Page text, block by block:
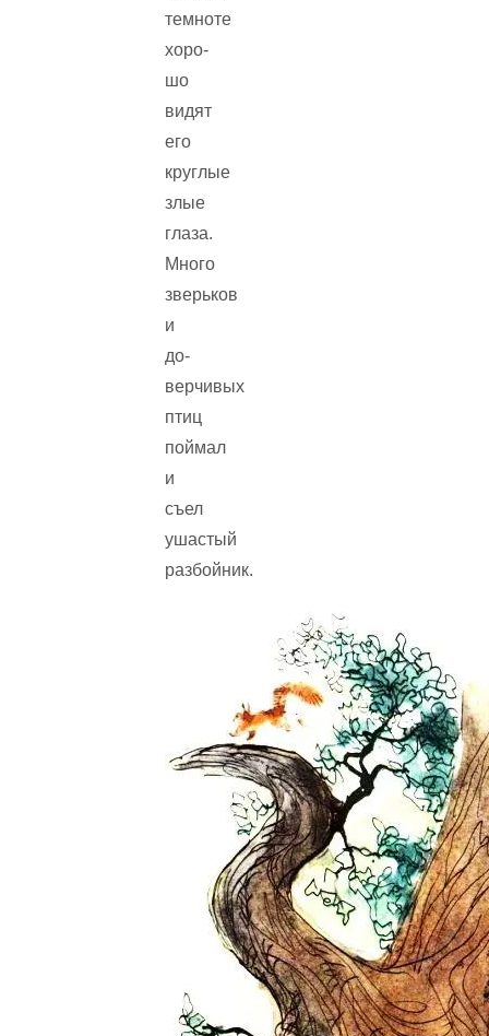
темноте
хоро­
шо
видят
его
круглые
злые
глаза.
Много
зверьков
и
до­
верчивых
птиц
поймал
и
съел
ушастый
разбойник.